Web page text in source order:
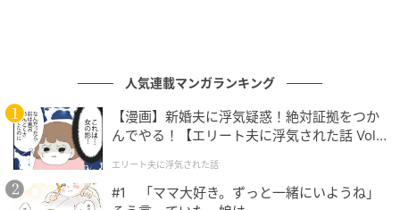
人気連載マンガランキング
【漫画】新婚夫に浮気疑惑！絶対証拠をつか
んでやる！【エリート夫に浮気された話 Vol.
エリート夫に浮気された話
#1 「ママ大好き。ずっと一緒にいようね」